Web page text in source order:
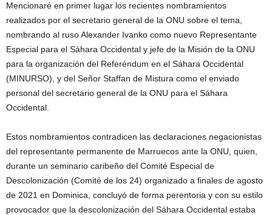
Mencionaré en primer lugar los recientes nombramientos
realizados por el secretario general de la ONU sobre el tema,
nombrando al ruso Alexander Ivanko como nuevo Representante
Especial para el Sáhara Occidental y jefe de la Misión de la ONU
para la organización del Referéndum en el Sáhara Occidental
(MINURSO), y del Señor Staffan de Mistura como el enviado
personal del secretario general de la ONU para el Sáhara
Occidental.
Estos nombramientos contradicen las declaraciones negacionistas
del representante permanente de Marruecos ante la ONU, quien,
durante un seminario caribeño del Comité Especial de
Descolonización (Comité de los 24) organizado a finales de agosto
de 2021 en Dominica, concluyó de forma perentoria y con su estilo
provocador que la descolonización del Sáhara Occidental estaba